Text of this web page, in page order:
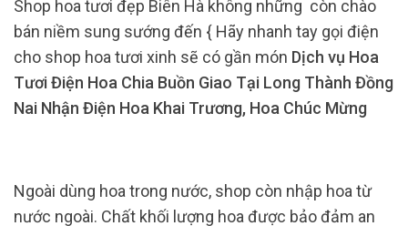
Shop hoa tươi đẹp Biên Hà không những còn chào
bán niềm sung sướng đến { Hãy nhanh tay gọi điện
cho shop hoa tươi xinh sẽ có gần món Dịch vụ Hoa
Tươi Điện Hoa Chia Buồn Giao Tại Long Thành Đồng
Nai Nhận Điện Hoa Khai Trương, Hoa Chúc Mừng
Ngoài dùng hoa trong nước, shop còn nhập hoa từ
nước ngoài. Chất khối lượng hoa được bảo đảm an